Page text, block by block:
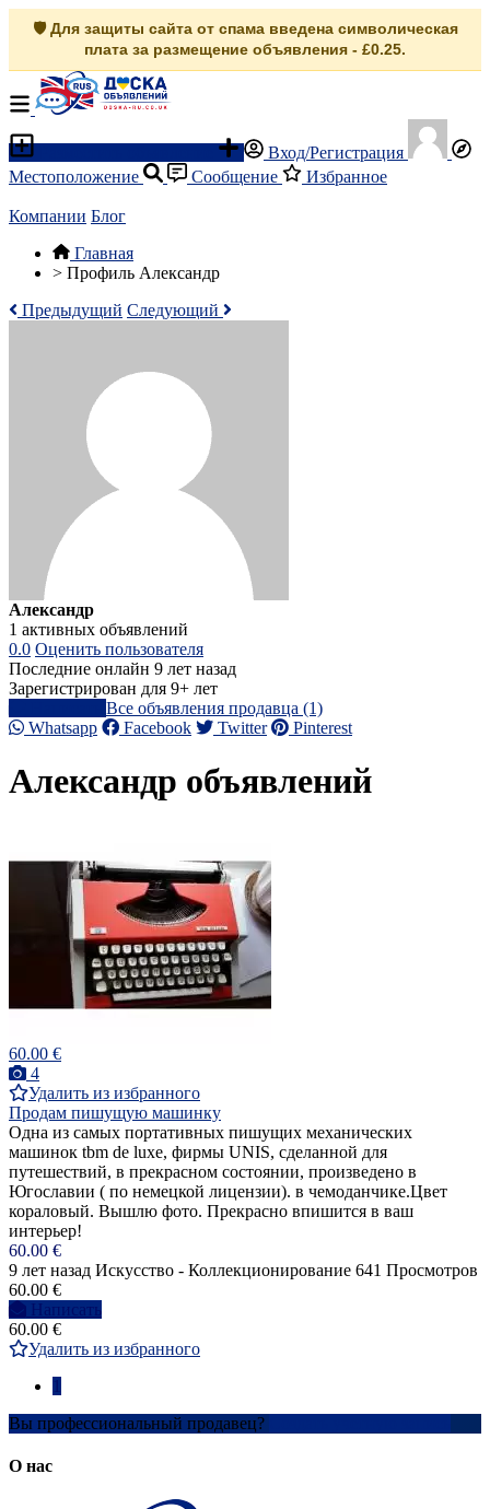
🛡️ Для защиты сайта от спама введена символическая
плата за размещение объявления - £0.25.
Вход/Регистрация
Местоположение
Сообщение Избранное
Компании Блог
Главная
> Профиль Александр
Предыдущий Следующий
Александр
1 активных объявлений
0.0 Оценить пользователя
Последние онлайн 9 лет назад
Зарегистрирован для 9+ лет
Все объявления продавца (1)
Whatsapp
Facebook Twitter Pinterest
Александр объявлений
60.00 €
4
Удалить из избранного
Продам пишущую машинку
Одна из самых портативных пишущих механических
машинок tbm de luxe, фирмы UNIS, сделанной для
путешествий, в прекрасном состоянии, произведено в
Югославии ( по немецкой лицензии). в чемоданчике.Цвет
кораловый. Вышлю фото. Прекрасно впишится в ваш
интерьер!
60.00 €
9 лет назад Искусство - Коллекционирование 641 Просмотров
60.00 €
Написать
60.00 €
Удалить из избранного
Вы профессиональный продавец?
О нас